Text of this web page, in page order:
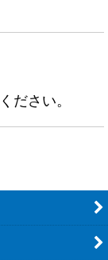
ださい。